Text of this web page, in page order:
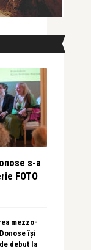
s-a
FOTO
mezzo-
își
debut la